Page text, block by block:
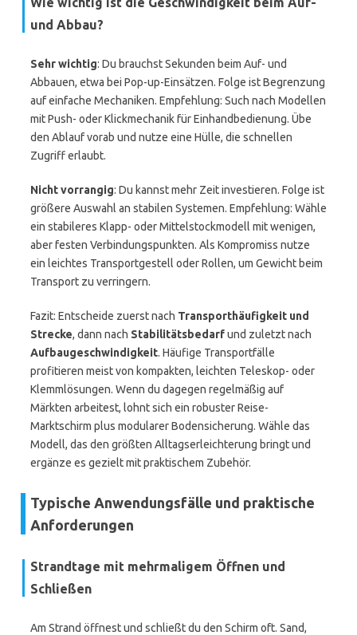
und Abbau?
Sehr wichtig: Du brauchst Sekunden beim Auf- und
Abbauen, etwa bei Pop-up-Einsätzen. Folge ist Begrenzung
auf einfache Mechaniken. Empfehlung: Such nach Modellen
mit Push- oder Klickmechanik für Einhandbedienung. Übe
den Ablauf vorab und nutze eine Hülle, die schnellen
Zugriff erlaubt.
Nicht vorrangig: Du kannst mehr Zeit investieren. Folge ist
größere Auswahl an stabilen Systemen. Empfehlung: Wähle
ein stabileres Klapp- oder Mittelstockmodell mit wenigen,
aber festen Verbindungspunkten. Als Kompromiss nutze
ein leichtes Transportgestell oder Rollen, um Gewicht beim
Transport zu verringern.
Fazit: Entscheide zuerst nach Transporthäufigkeit und
Strecke, dann nach Stabilitätsbedarfund zuletzt nach
Aufbaugeschwindigkeit. Häufige Transportfälle
profitieren meist von kompakten, leichten Teleskop- oder
Klemmlösungen. Wenn du dagegen regelmäßig auf
Märkten arbeitest, lohnt sich ein robuster Reise-
Marktschirm plus modularer Bodensicherung. Wähle das
Modell, das den größten Alltagserleichterung bringt und
ergänze es gezielt mit praktischem Zubehör.
Typische Anwendungsfälle und praktische
Anforderungen
Strandtage mit mehrmaligem Öffnen und
Schließen
Am Strand öffnest und schließt du den Schirm oft. Sand,